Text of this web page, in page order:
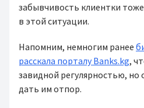
забывчивость клиентки
в этой ситуации.
Напомним, немногим ранее
расскала порталу Banks.kg,
завидной регулярностью, но
дать им отпор.